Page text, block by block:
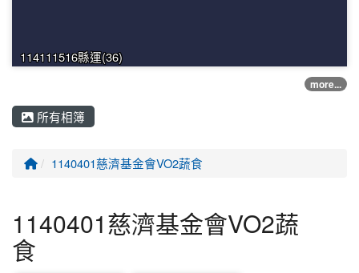
114111516縣運(36)
more...
所有相簿
回首頁
1140401慈濟基金會VO2蔬食
1140401慈濟基金會VO2蔬
食